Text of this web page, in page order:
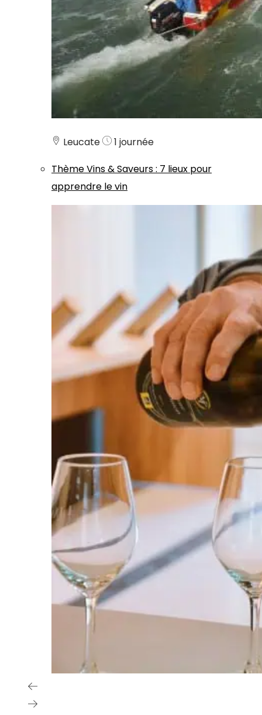
Leucate
1 journée
ThèmeVins & Saveurs: 7 lieux pour
apprendre le vin